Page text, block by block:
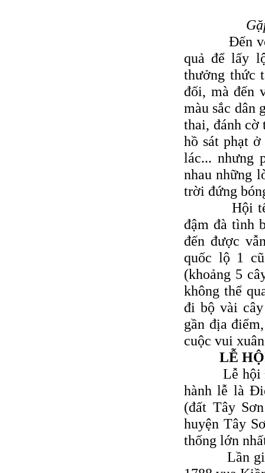
Ðến với
quả để lấy
thưởng thức
đối, mà đến
màu sắc dân
thai, đánh cờ
hồ sát phạt
lác... nhưng
nhau những
trời đứng
Hội tết
đậm đà tình
đến được
quốc lộ 1
(khoảng 5
không thể
đi bộ vài cây
gần địa
cuộc vui
LỄ
Lễ hội
hành lễ là
(đất Tây
huyện Tây
thống lớn
Lần giở lại